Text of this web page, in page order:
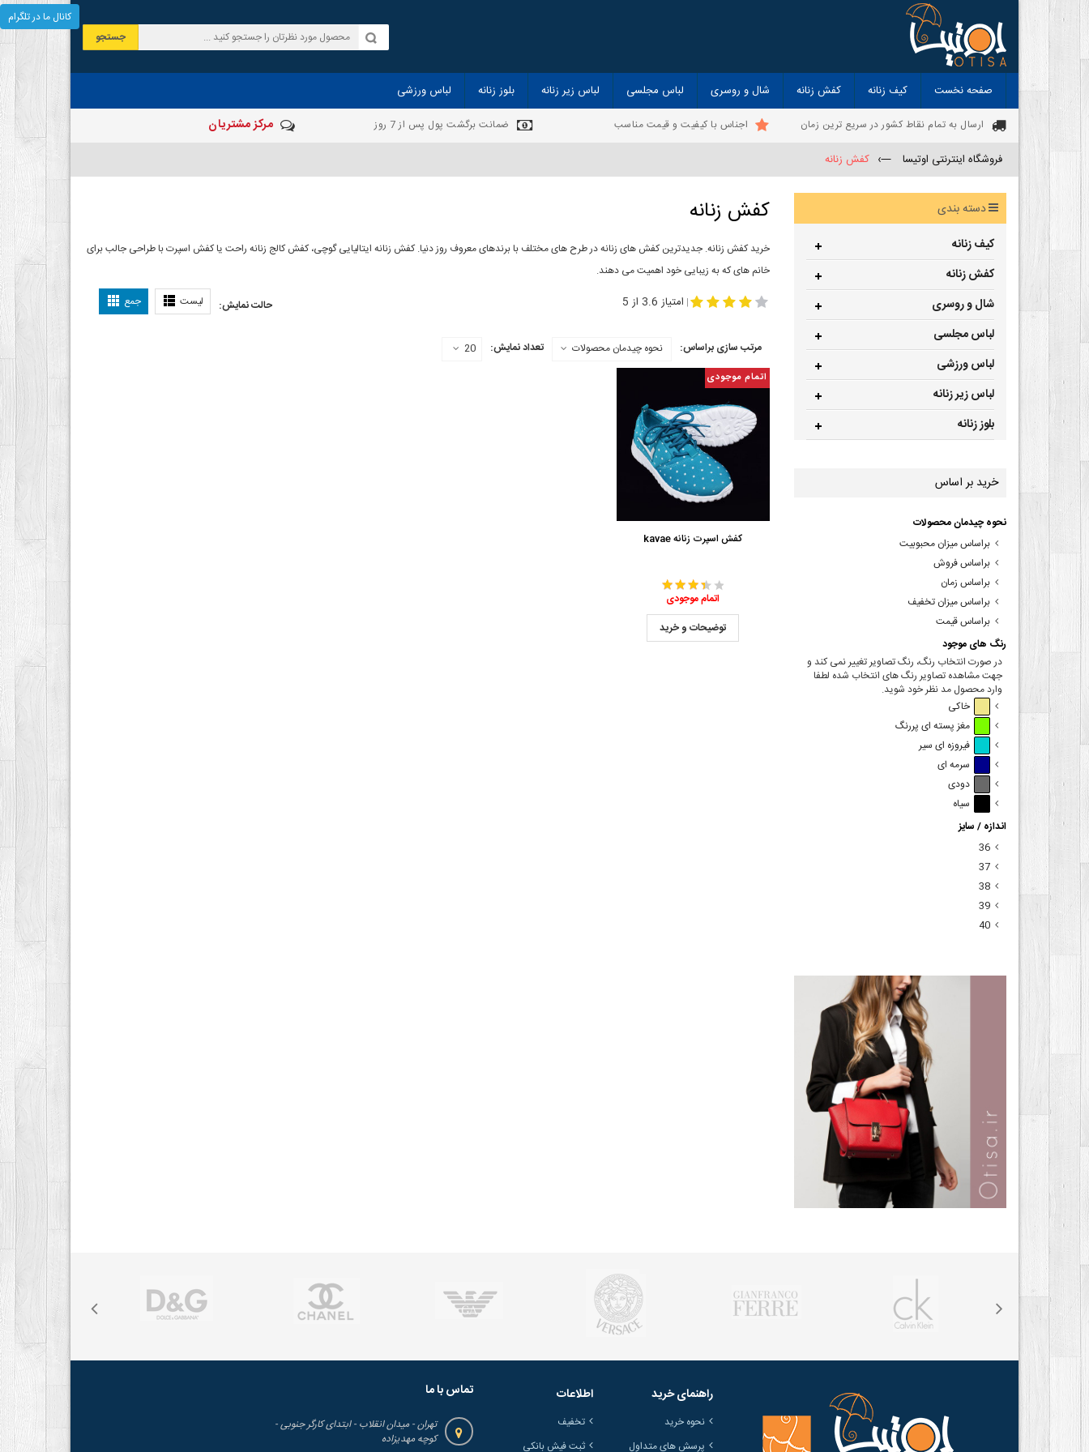
جستجو
صفحه نخست کیف زنانه کفش زنانه شال و روسری لباس مجلسی لباس زیر زنانه بلوز زنانه لباس ورزشی
ارسال به تمام نقاط کشور در سریع ترین زمان اجناس با کیفیت و قیمت مناسب ضمانت برگشت پول پس از 7 روز مرکز مشتریان
فروشگاه اینترنتی اوتیسا —› کفش زنانه
کفش زنانه
خرید کفش زنانه. جدیدترین کفش های زنانه در طرح های مختلف با برندهای معروف روز دنیا. کفش زنانه ایتالیایی گوچی، کفش کالج زنانه راحت یا کفش اسپرت با طراحی جالب برای
خانم های که به زیبایی خود اهمیت می دهند.
حالت نمایش: لیست جمع | امتیاز 3.6 از 5
مرتب سازی براساس: نحوه چیدمان محصولات تعداد نمایش: 20
اتمام موجودی
کفش اسپرت زنانه kavae
اتمام موجودی
توضیحات و خرید
دسته بندی
کیف زنانه
کفش زنانه
شال و روسری
لباس مجلسی
لباس ورزشی
لباس زیر زنانه
بلوز زنانه
خرید بر اساس
نحوه چیدمان محصولات
براساس میزان محبوبیت
براساس فروش
براساس زمان
براساس میزان تخفیف
براساس قیمت
رنگ های موجود
در صورت انتخاب رنگ، رنگ تصاویر تغییر نمی کند و
جهت مشاهده تصاویر رنگ های انتخاب شده لطفا
وارد محصول مد نظر خود شوید.
خاکی
مغز پسته ای پررنگ
فیروزه ای سیر
سرمه ای
دودی
سیاه
اندازه / سایز
36
37
38
39
40
راهنمای خرید
نحوه خرید
پرسش های متداول
اطلاعات
تخفیف
ثبت فیش بانکی
تماس با ما
تهران - میدان انقلاب - ابتدای کارگر جنوبی -
کوچه مهدیزاده
کانال ما در تلگرام